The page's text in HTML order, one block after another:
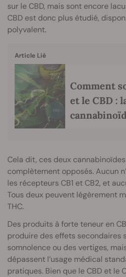
sur le CBD, mais sont encore
CBD est donc plus étudié,
polyvalent.
Article Lié
Comment
et le CBD :
Cela dit, ces deux
complètement opposés. Aucun
les récepteurs CB1 et CB2, et
Tous deux peuvent légèrement
THC.
Des produits à forte teneur en
produire des effets secondaires
somnolence ou des vertiges,
dépassent l’usage médical
pratiques. Bien que le CBD et le